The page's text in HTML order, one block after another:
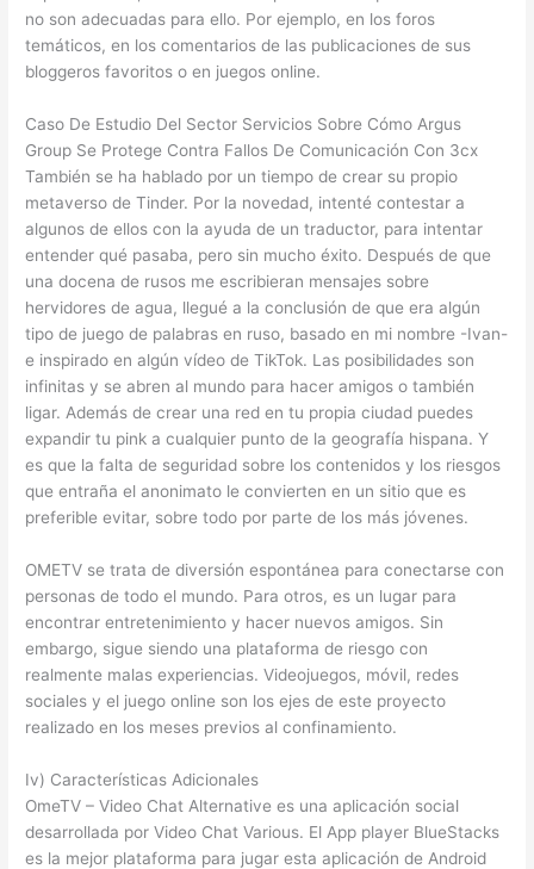
no son adecuadas para ello. Por ejemplo, en los foros
temáticos, en los comentarios de las publicaciones de sus
bloggeros favoritos o en juegos online.
Caso De Estudio Del Sector Servicios Sobre Cómo Argus
Group Se Protege Contra Fallos De Comunicación Con 3cx
También se ha hablado por un tiempo de crear su propio
metaverso de Tinder. Por la novedad, intenté contestar a
algunos de ellos con la ayuda de un traductor, para intentar
entender qué pasaba, pero sin mucho éxito. Después de que
una docena de rusos me escribieran mensajes sobre
hervidores de agua, llegué a la conclusión de que era algún
tipo de juego de palabras en ruso, basado en mi nombre -Ivan-
e inspirado en algún vídeo de TikTok. Las posibilidades son
infinitas y se abren al mundo para hacer amigos o también
ligar. Además de crear una red en tu propia ciudad puedes
expandir tu pink a cualquier punto de la geografía hispana. Y
es que la falta de seguridad sobre los contenidos y los riesgos
que entraña el anonimato le convierten en un sitio que es
preferible evitar, sobre todo por parte de los más jóvenes.
OMETV se trata de diversión espontánea para conectarse con
personas de todo el mundo. Para otros, es un lugar para
encontrar entretenimiento y hacer nuevos amigos. Sin
embargo, sigue siendo una plataforma de riesgo con
realmente malas experiencias. Videojuegos, móvil, redes
sociales y el juego online son los ejes de este proyecto
realizado en los meses previos al confinamiento.
Iv) Características Adicionales
OmeTV – Video Chat Alternative es una aplicación social
desarrollada por Video Chat Various. El App player BlueStacks
es la mejor plataforma para jugar esta aplicación de Android